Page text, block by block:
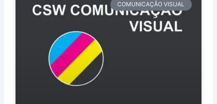
COMUNICAÇÃO VISUAL